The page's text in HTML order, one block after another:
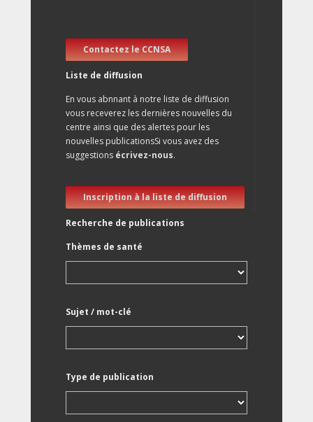
Contactez le CCNSA
Liste de diffusion
En vous abnnant à notre liste de diffusion
vous receverez les dernières nouvelles du
centre ainsi que des alertes pour les
nouvelles publicationsSi vous avez des
suggestions écrivez-nous.
Inscription à la liste de diffusion
Recherche de publications
Thèmes de santé
Sujet / mot-clé
Type de publication